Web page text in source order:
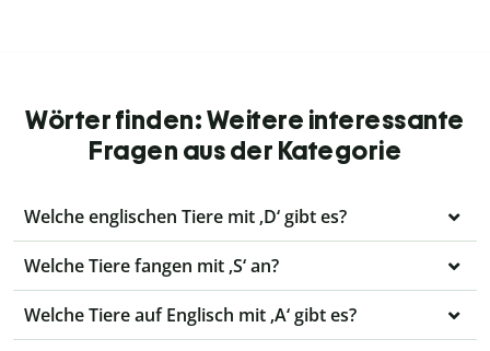
Wörter finden: Weitere interessante
Fragen aus der Kategorie
Welche englischen Tiere mit ‚D‘ gibt es?
Welche Tiere fangen mit ‚S‘ an?
Welche Tiere auf Englisch mit ‚A‘ gibt es?